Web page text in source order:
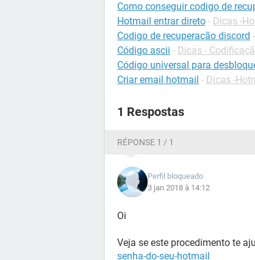
Como conseguir codigo de
Hotmail entrar direto - Dicas -
Codigo de recuperação discord -
Código ascii - Dicas -
Código universal para
Criar email hotmail - Dicas -
1 Respostas
RÉPONSE 1 / 1
Perfil bloqueado
3 jan 2018 à 14:12
Oi
Veja se este procedimento te
senha-do-seu-hotmail